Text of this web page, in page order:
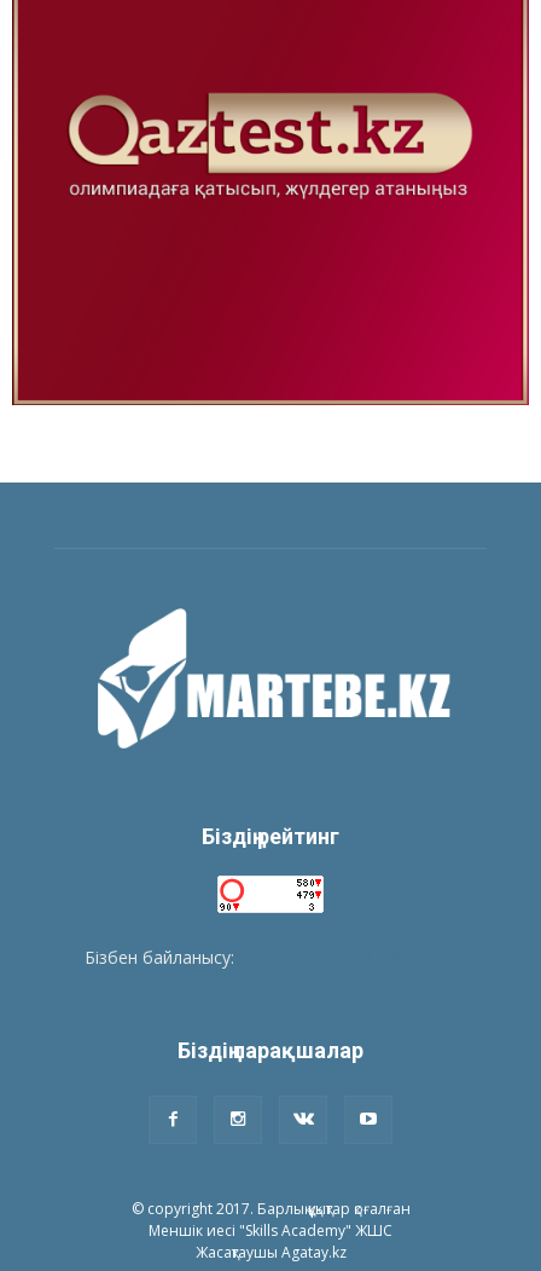
Біздің рейтинг
Бізбен байланысу:
Біздің парақшалар
© copyright 2017. Барлық құқықтар қоғалған
Меншік иесі "Skills Academy" ЖШС
Жасақтаушы Agatay.kz